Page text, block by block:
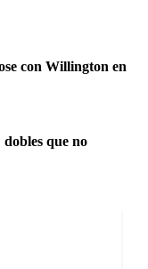
con Willington en
que no